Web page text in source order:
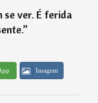
se ver. É ferida
”
Imagem